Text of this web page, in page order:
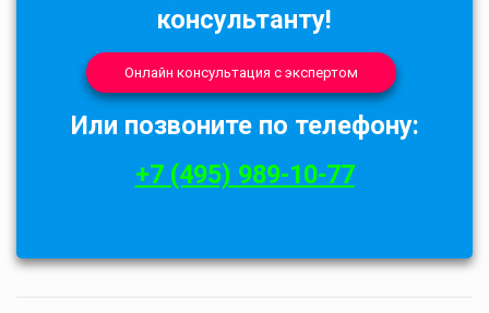
консультанту!
Онлайн консультация с экспертом
Или позвоните по телефону:
+7 (495) 989-10-77